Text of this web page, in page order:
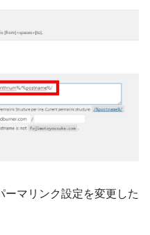
ーマリンク設定を変更した